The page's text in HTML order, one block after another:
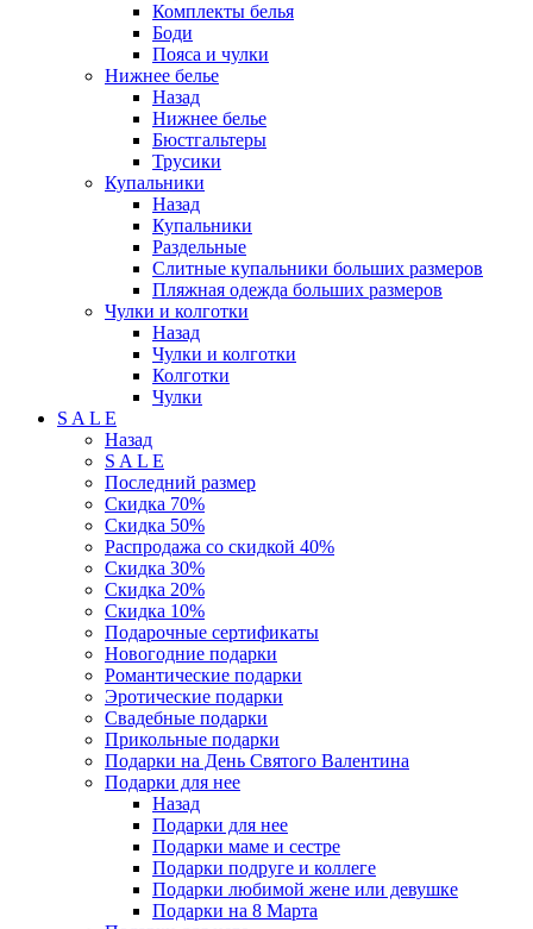
Комплекты белья
Боди
Пояса и чулки
Нижнее белье
Назад
Нижнее белье
Бюстгальтеры
Трусики
Купальники
Назад
Купальники
Раздельные
Слитные купальники больших размеров
Пляжная одежда больших размеров
Чулки и колготки
Назад
Чулки и колготки
Колготки
Чулки
S A L E
Назад
S A L E
Последний размер
Скидка 70%
Скидка 50%
Распродажа со скидкой 40%
Скидка 30%
Скидка 20%
Скидка 10%
Подарочные сертификаты
Новогодние подарки
Романтические подарки
Эротические подарки
Свадебные подарки
Прикольные подарки
Подарки на День Святого Валентина
Подарки для нее
Назад
Подарки для нее
Подарки маме и сестре
Подарки подруге и коллеге
Подарки любимой жене или девушке
Подарки на 8 Марта